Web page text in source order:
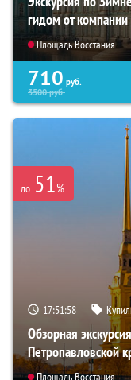
гидом от
Площадь Восстания
710 руб.
3500руб.
до 51%
17:51:56
Обзорная
Петропавловской
Площадь Восстания